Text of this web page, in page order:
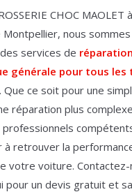
CHOC MAOLET
Montpellier, nous
services de réparation
générale pour tous les
. Que ce soit pour une
réparation plus
professionnels
à retrouver la
votre voiture. Contactez-
pour un devis gratuit et